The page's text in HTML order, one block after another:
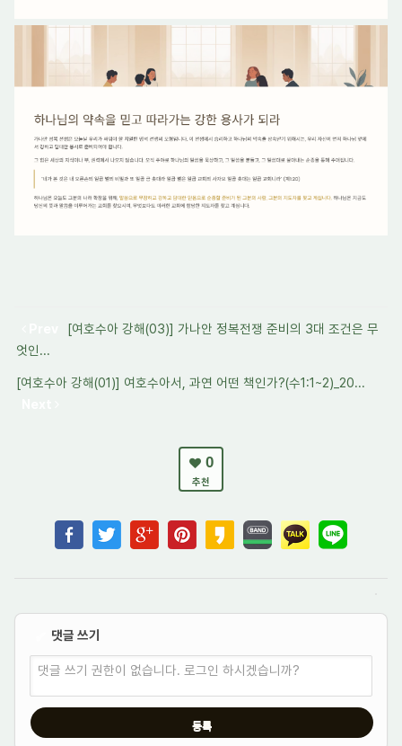
[여호수아 강해(03)] 가나안 정복전쟁 준비의 3대 조건은 무
엇인...
[여호수아 강해(01)] 여호수아서, 과연 어떤 책인가?(수1:1~2)_20...
0
추천
댓글 쓰기
댓글 쓰기 권한이 없습니다. 로그인 하시겠습니까?